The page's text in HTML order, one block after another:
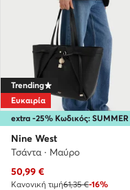
extra -25% Κωδικός: SUMMER
Trending
Ευκαιρία
Nine West
Τσάντα · Μαύρο
Τρέχουσα τιμή
50,99 €
Κανονική τιμή61,35 €-16%